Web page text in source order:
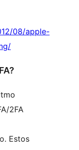
08/apple-
2FA
Estos